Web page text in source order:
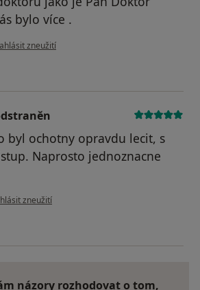
bylo více .
názoru uživatele Váš účet byl odstraněn
zneužití
byl ochotny opravdu lecit, s
Naprosto jednoznacne
názoru uživatele Váš účet byl odstraněn
zneužití
názory rozhodovat o tom,